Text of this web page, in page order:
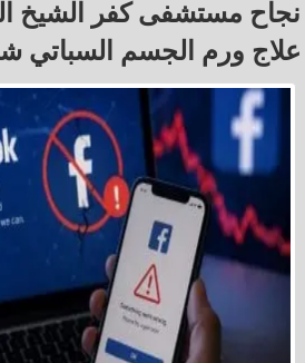
نجاح مستشفى كفر الشيخ
علاج ورم الجسم السباتي